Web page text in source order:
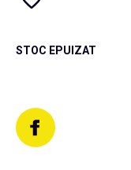
STOC EPUIZAT